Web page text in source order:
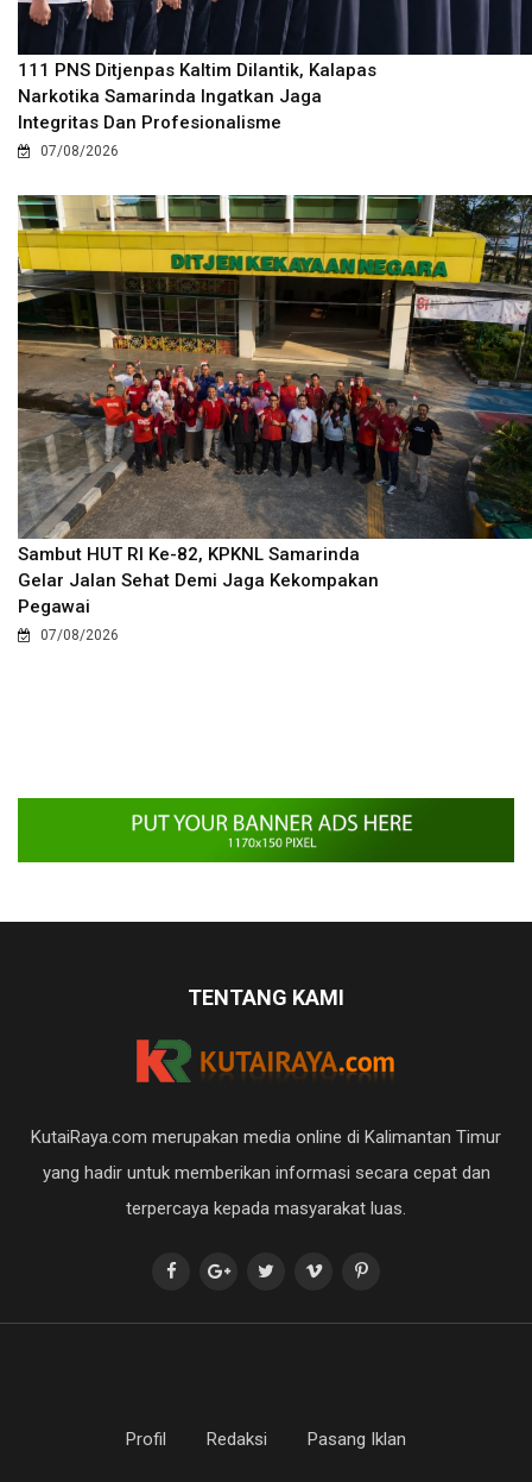
111 PNS Ditjenpas Kaltim Dilantik, Kalapas
Narkotika Samarinda Ingatkan Jaga
Integritas Dan Profesionalisme
07/08/2026
Sambut HUT RI Ke-82, KPKNL Samarinda
Gelar Jalan Sehat Demi Jaga Kekompakan
Pegawai
07/08/2026
TENTANG KAMI
KutaiRaya.com merupakan media online di Kalimantan Timur
yang hadir untuk memberikan informasi secara cepat dan
terpercaya kepada masyarakat luas.
Profil Redaksi Pasang Iklan